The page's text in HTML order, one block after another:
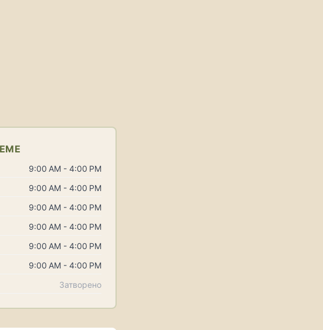
9:00 AM - 4:00 PM
9:00 AM - 4:00 PM
9:00 AM - 4:00 PM
9:00 AM - 4:00 PM
9:00 AM - 4:00 PM
9:00 AM - 4:00 PM
Затворено